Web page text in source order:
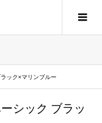
ック×マリンブルー
シック ブラッ